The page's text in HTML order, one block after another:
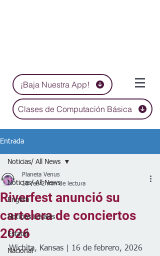
¡Baja Nuestra App!
Clases de Computación Básica
Entrada
Noticias/ All News
English
Noticias Locales
Estatal
Nacional
Noticias/ All News
Riverfest anunció su
cartelera de conciertos
2026
Planeta Venus
16 feb 2 min de lectura
Wichita, Kansas | 16 de febrero, 2026